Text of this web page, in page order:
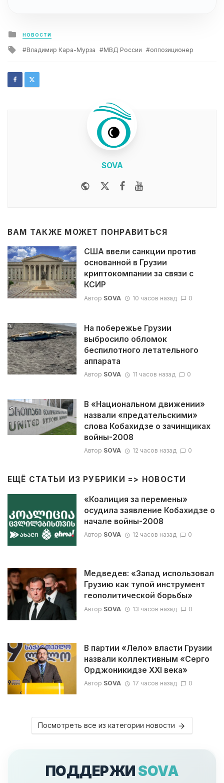
Posted
in
НОВОСТИ
Tagged
Владимир Кара-Мурза МВД России оппозиционер
SOVA
WebsiteTwitterFacebook
ВАМ ТАКЖЕ МОЖЕТ ПОНРАВИТЬСЯ
США ввели санкции против
основанной в Грузии
криптокомпании за связи с
КСИР
Автор SOVA 10 часов назад 0
На побережье Грузии
выбросило обломок
беспилотного летательного
аппарата
Автор SOVA 11 часов назад 0
В «Национальном движении»
назвали «предательскими»
слова Кобахидзе о зачинщиках
войны-2008
Автор SOVA 12 часов назад 0
ЕЩЁ СТАТЬИ ИЗ РУБРИКИ => НОВОСТИ
«Коалиция за перемены»
осудила заявление Кобахидзе о
начале войны-2008
Автор SOVA 12 часов назад 0
Медведев: «Запад использовал
Грузию как тупой инструмент
геополитической борьбы»
Автор SOVA 13 часов назад 0
В партии «Лело» власти Грузии
назвали коллективным «Серго
Орджоникидзе XXI века»
Автор SOVA 17 часов назад 0
Посмотреть все из категории новости
ПОДДЕРЖИ SOVA